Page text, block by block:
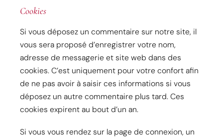
Cookies
Si vous déposez un commentaire sur notre site, il
vous sera proposé d’enregistrer votre nom,
adresse de messagerie et site web dans des
cookies. C’est uniquement pour votre confort afin
de ne pas avoir à saisir ces informations si vous
déposez un autre commentaire plus tard. Ces
cookies expirent au bout d’un an.
Si vous vous rendez sur la page de connexion, un